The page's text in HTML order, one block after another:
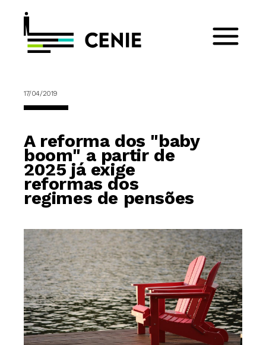
17/04/2019
A reforma dos "baby
boom" a partir de
2025 já exige
reformas dos
regimes de pensões